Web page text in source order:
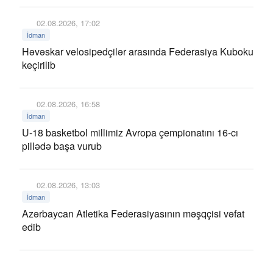
02.08.2026, 17:02
İdman
Həvəskar velosipedçilər arasında Federasiya Kuboku
keçirilib
02.08.2026, 16:58
İdman
U-18 basketbol millimiz Avropa çempionatını 16-cı
pillədə başa vurub
02.08.2026, 13:03
İdman
Azərbaycan Atletika Federasiyasının məşqçisi vəfat
edib